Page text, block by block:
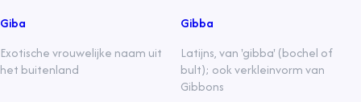
Giba
Exotische vrouwelijke naam uit
het buitenland
Gibba
Latijns, van 'gibba' (bochel of
bult); ook verkleinvorm van
Gibbons